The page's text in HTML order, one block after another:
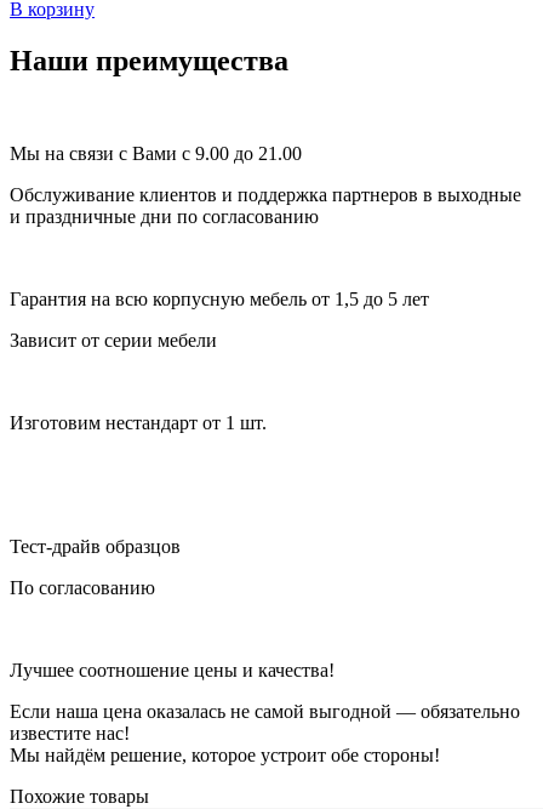
В корзину
Наши преимущества
Мы на связи с Вами с 9.00 до 21.00
Обслуживание клиентов и поддержка партнеров в выходные
и праздничные дни по согласованию
Гарантия на всю корпусную мебель от 1,5 до 5 лет
Зависит от серии мебели
Изготовим нестандарт от 1 шт.
Тест-драйв образцов
По согласованию
Лучшее соотношение цены и качества!
Если наша цена оказалась не самой выгодной — обязательно
известите нас!
Мы найдём решение, которое устроит обе стороны!
Похожие товары